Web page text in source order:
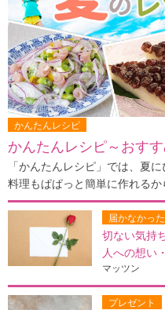
かんたんレシピ
かんたんレシピ～おす
「かんたんレシピ」では、夏
料理もぱぱっと簡単に作れるか
届かなかっ
切ない気持
人への想い
マッツン
プレゼント